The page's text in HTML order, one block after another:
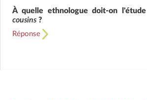
À quelle ethnologue doit-on l'étude
cousins ?
Réponse